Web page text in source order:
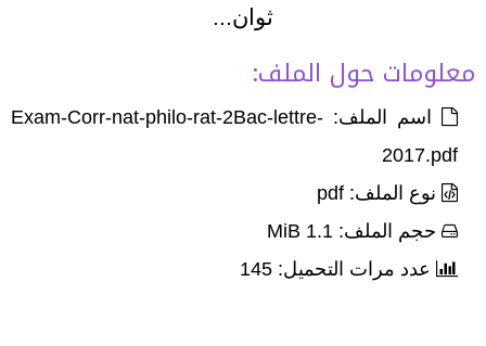
ثوان...
معلومات حول الملف:
اسم الملف: Exam-Corr-nat-philo-rat-2Bac-lettre-
2017.pdf
نوع الملف: pdf
حجم الملف: 1.1 MiB
عدد مرات التحميل: 145